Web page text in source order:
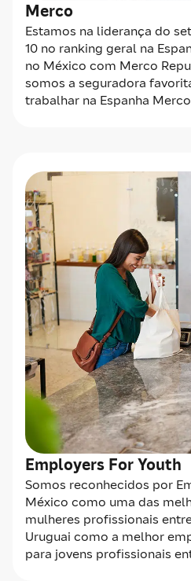
Merco
Estamos na liderança do
10 no ranking geral na
no México com Merco
somos a seguradora
trabalhar na Espanha
Employers For Youth
Somos reconhecidos por
México como uma das
mulheres profissionais
Uruguai como a melhor
para jovens profissionais